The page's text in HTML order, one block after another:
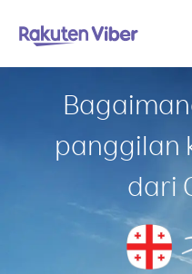
panggilan
dari